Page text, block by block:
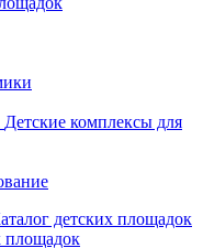
Детские комплексы для
детских площадок